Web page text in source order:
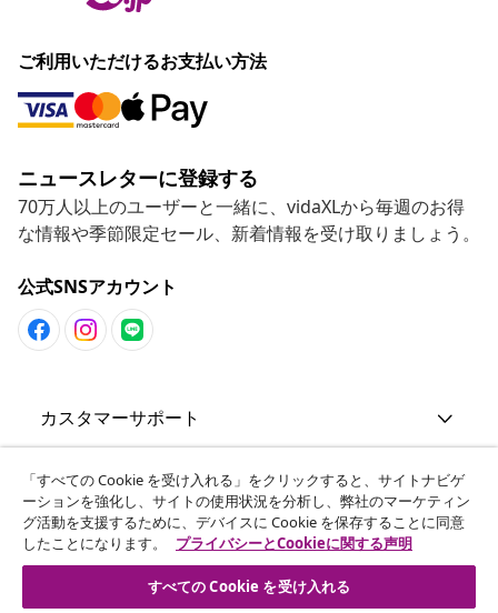
ご利用いただけるお支払い方法
ニュースレターに登録する
70万人以上のユーザーと一緒に、vidaXLから毎週のお得
な情報や季節限定セール、新着情報を受け取りましょう。
公式SNSアカウント
カスタマーサポート
ビジネス・パートナーシップ
vidaXL
「すべての Cookie を受け入れる」をクリックすると、サイトナビゲ
ーションを強化し、サイトの使用状況を分析し、弊社のマーケティン
グ活動を支援するために、デバイスに Cookie を保存することに同意
したことになります。
プライバシーとCookieに関する声明
すべての Cookie を受け入れる